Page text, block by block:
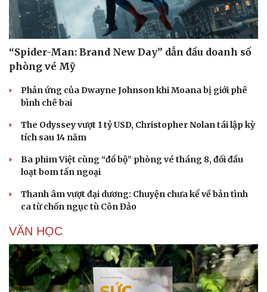
“Spider-Man: Brand New Day” dẫn đầu doanh số
phòng vé Mỹ
Phản ứng của Dwayne Johnson khi Moana bị giới phê
bình chê bai
The Odyssey vượt 1 tỷ USD, Christopher Nolan tái lập kỳ
tích sau 14 năm
Ba phim Việt cùng “đổ bộ” phòng vé tháng 8, đối đầu
loạt bom tấn ngoại
Thanh âm vượt đại dương: Chuyện chưa kể về bản tình
ca từ chốn ngục tù Côn Đảo
VĂN HỌC